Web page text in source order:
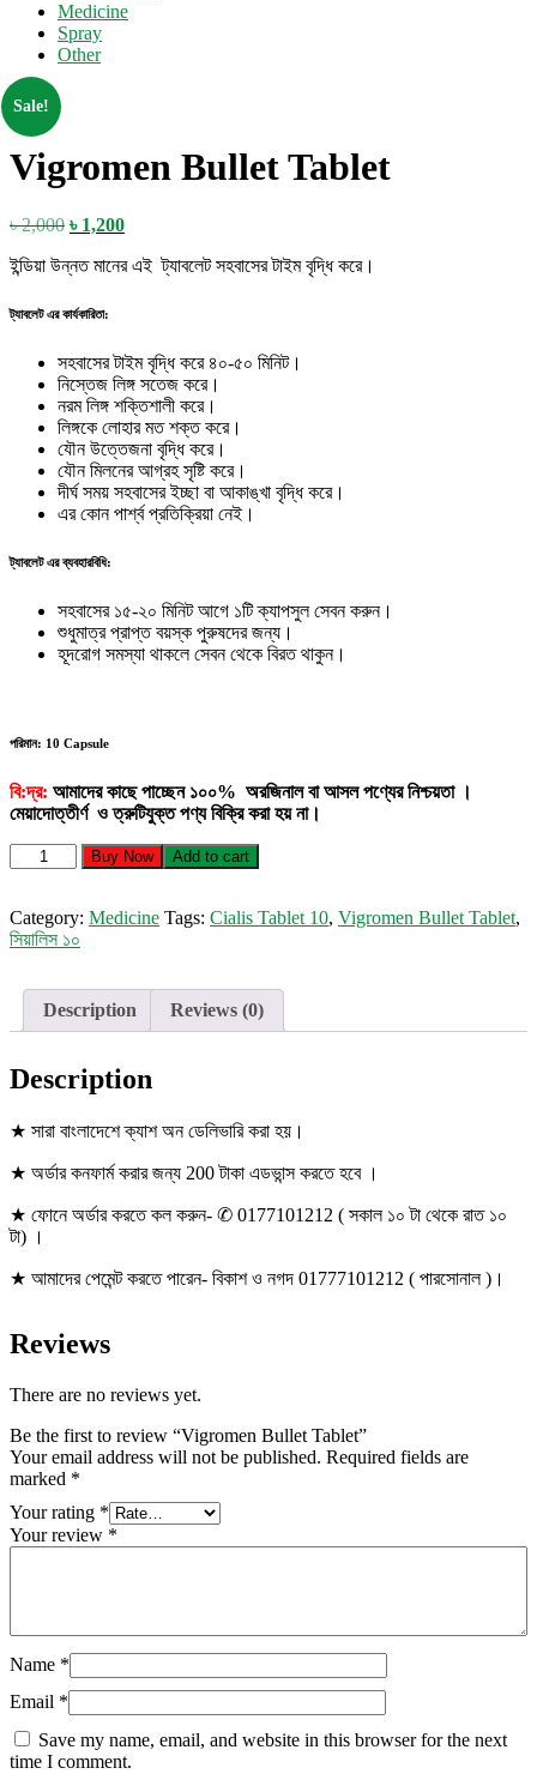
Medicine
Spray
Other
Sale!
Vigromen Bullet Tablet
৳2,000 Original
was:
৳ 1,200Current
is:
ইন্ডিয়া উন্নত মানের এই ট্যাবলেট সহবাসের টাইম বৃদ্ধি করে।
ট্যাবলেট এর কার্যকারিতা:
সহবাসের টাইম বৃদ্ধি করে ৪০-৫০ মিনিট।
নিস্তেজ লিঙ্গ সতেজ করে।
নরম লিঙ্গ শক্তিশালী করে।
লিঙ্গকে লোহার মত শক্ত করে।
যৌন উত্তেজনা বৃদ্ধি করে।
যৌন মিলনের আগ্রহ সৃষ্টি করে।
দীর্ঘ সময় সহবাসের ইচ্ছা বা আকাঙ্খা বৃদ্ধি করে।
এর কোন পার্শ্ব প্রতিক্রিয়া নেই।
ট্যাবলেট এর ব্যবহারবিধি:
সহবাসের ১৫-২০ মিনিট আগে ১টি ক্যাপসুল সেবন করুন।
শুধুমাত্র প্রাপ্ত বয়স্ক পুরুষদের জন্য।
হূদরোগ সমস্যা থাকলে সেবন থেকে বিরত থাকুন।
পরিমান: 10 Capsule
বি:দ্র: আমাদের কাছে পাচ্ছেন ১০০% অরজিনাল বা আসল পণ্যের নিশ্চয়তা ।
মেয়াদোত্তীর্ণ ও ত্রুটিযুক্ত পণ্য বিক্রি করা হয় না।
Vigromen
Bullet
quantity
Buy Now Add to cart
Category: Medicine Tags: Cialis Tablet 10, Vigromen Bullet Tablet,
সিয়ালিস ১০
Description Reviews (0)
Description
★ সারা বাংলাদেশে ক্যাশ অন ডেলিভারি করা হয়।
★ অর্ডার কনফার্ম করার জন্য 200 টাকা এডভান্স করতে হবে ।
★ ফোনে অর্ডার করতে কল করুন- ✆ 0177101212 ( সকাল ১০ টা থেকে রাত ১০
টা) ।
★ আমাদের পেমেন্ট করতে পারেন- বিকাশ ও নগদ 01777101212 ( পারসোনাল )।
Reviews
There are no reviews yet.
Be the first to review “Vigromen Bullet Tablet”
Your email address will not be published. Required fields are
marked *
Your rating *
Your review *
Name *
Email *
Save my name, email, and website in this browser for the next
time I comment.